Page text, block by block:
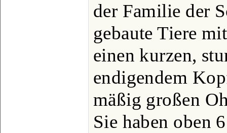
der Familie der
gebaute Tiere
einen kurzen,
endigendem
mäßig großen
Sie haben oben